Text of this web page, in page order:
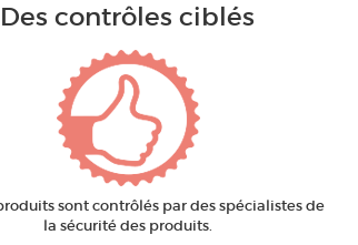
Des contrôles ciblés
sont contrôlés par des spécialistes de
la sécurité des produits.